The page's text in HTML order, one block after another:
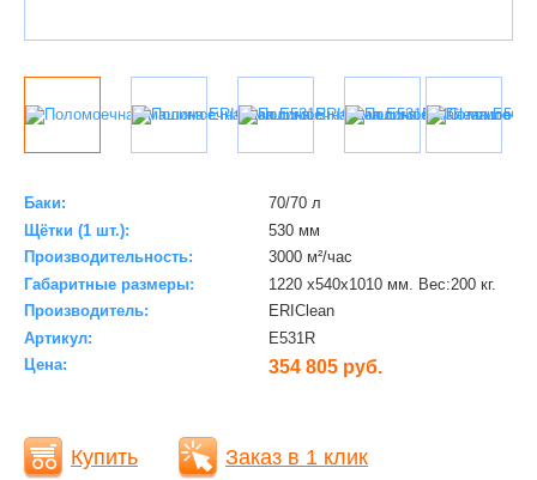
Баки:
70/70 л
Щётки (1 шт.):
530 мм
Производительность:
3000 м²/час
Габаритные размеры:
1220 x540x1010 мм. Вес:200 кг.
Производитель:
ERIClean
Артикул:
E531R
Цена:
354 805 руб.
Купить Заказ в 1 клик